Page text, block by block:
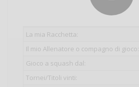
La mia Racchetta:
Il mio Allenatore o compagno di gioco:
Gioco a squash dal:
Tornei/Titoli vinti: